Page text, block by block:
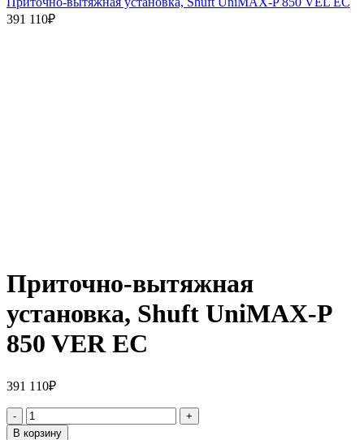
391 110₽
Приточно-вытяжная
установка, Shuft UniMAX-P
850 VER EC
391 110₽
В корзину